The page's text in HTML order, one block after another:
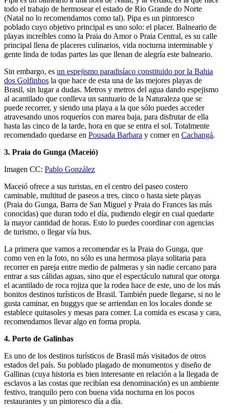
todo el trabajo de hermosear el estado de Rio Grande do Norte
(Natal no lo recomendamos como tal). Pipa es un pintoresco
poblado cuyo objetivo principal es uno solo: el placer. Balneario de
playas increíbles como la Praia do Amor o Praia Central, es su calle
principal llena de placeres culinarios, vida nocturna interminable y
gente linda de todas partes las que llenan de alegría este balneario.
Sin embargo, es un espejismo paradisíaco constituido por la Bahia
dos Golfinhos la que hace de esta una de las mejores playas de
Brasil, sin lugar a dudas. Metros y metros del agua dando espejismo
al acantilado que conlleva un santuario de la Naturaleza que se
puede recorrer, y siendo una playa a la que sólo puedes acceder
atravesando unos roqueríos con marea baja, para disfrutar de ella
hasta las cinco de la tarde, hora en que se entra el sol. Totalmente
recomendado quedarse en Pousada Barbara y comer en Cachangá.
3. Praia do Gunga (Maceió)
Imagen CC: Pablo González
Maceió ofrece a sus turistas, en el centro del paseo costero
caminable, multitud de paseos a tres, cinco o hasta siete playas
(Praia do Gunga, Barra de San Miguel y Praia do Frances las más
conocidas) que duran todo el día, pudiendo elegir en cual quedarte
la mayor cantidad de horas. Esto lo puedes coordinar con agencias
de turismo, o llegar vía bus.
La primera que vamos a recomendar es la Praia do Gunga, que
como ven en la foto, no sólo es una hermosa playa solitaria para
recorrer en pareja entre medio de palmeras y sin nadie cercano para
entrar a sus cálidas aguas, sino que el espectáculo natural que otorga
el acantilado de roca rojiza que la rodea hace de este, uno de los más
bonitos destinos turísticos de Brasil. También puede llegarse, si no le
gusta caminar, en buggys que se arriendan en los locales donde se
establece quitasoles y mesas para comer. La comida es escasa y cara,
recomendamos llevar algo en forma propia.
4. Porto de Galinhas
Es uno de los destinos turísticos de Brasil más visitados de otros
estados del país. Su poblado plagado de monumentos y diseño de
Gallinas (cuya historia es bien interesante en relación a la llegada de
esclavos a las costas que recibían esa denominación) es un ambiente
festivo, tranquilo pero con buena vida nocturna en los pocos
restaurantes y un pintoresco día a día.